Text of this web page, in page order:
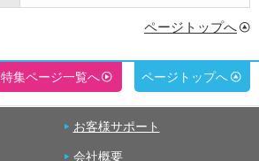
ページトップへ
特集ページ一覧へ ページトップへ
お客様サポート
会社概要